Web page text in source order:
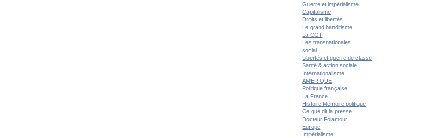
Guerre et impérialisme
Capitalisme
Droits et libertés
Le grand banditisme
La CGT
Les transnationales
social
Libertés et guerre de classe
Santé & action sociale
Internationalisme
AMERIQUE
Politique française
La France
Histoire Mémoire politique
Ce que dit la presse
Docteur Folamour
Europe
Impérialisme